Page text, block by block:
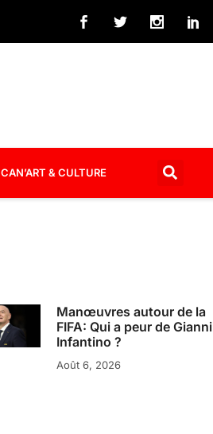
CAN’ART & CULTURE
Manœuvres autour de la
FIFA: Qui a peur de Gianni
Infantino ?
Août 6, 2026